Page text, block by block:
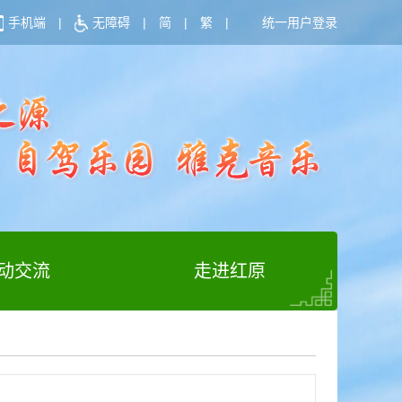
手机端 | 无障碍 | 简 | 繁 | 统一用户登录
交流 走进红原